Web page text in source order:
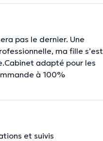
pas le dernier. Une
ma fille s’est
adapté pour les
à 100%
et suivis